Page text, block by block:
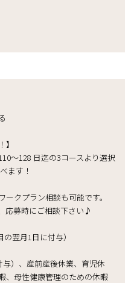
～128 日迄の3コースより選択
ます！
クプラン相談も可能です。
応募時にご相談下さい♪
翌月1日に付与）
）、産前産後休業、育児休
、母性健康管理のための休暇